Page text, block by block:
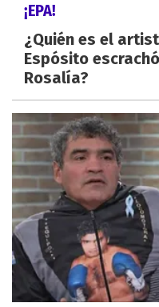
¡EPA!
¿Quién es el
Espósito
Rosalía?